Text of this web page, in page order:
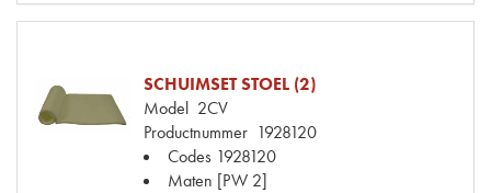
SCHUIMSET STOEL (2)
Model 2CV
Productnummer 1928120
Codes 1928120
Maten [PW 2]